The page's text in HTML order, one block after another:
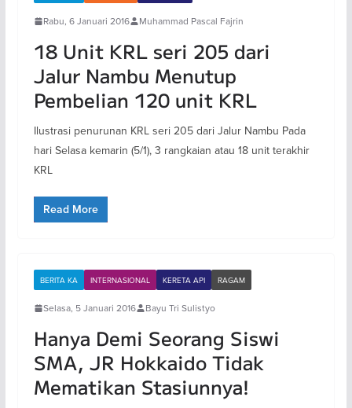
Rabu, 6 Januari 2016 Muhammad Pascal Fajrin
18 Unit KRL seri 205 dari
Jalur Nambu Menutup
Pembelian 120 unit KRL
Ilustrasi penurunan KRL seri 205 dari Jalur Nambu Pada
hari Selasa kemarin (5/1), 3 rangkaian atau 18 unit terakhir
KRL
Read More
BERITA KA INTERNASIONAL KERETA API RAGAM
Selasa, 5 Januari 2016 Bayu Tri Sulistyo
Hanya Demi Seorang Siswi
SMA, JR Hokkaido Tidak
Mematikan Stasiunnya!